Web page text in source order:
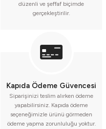
düzenli ve şeffaf biçimde
gerçekleştirilir.
Kapıda Ödeme Güvencesi
Siparişinizi teslim alırken ödeme
yapabilirsiniz. Kapıda ödeme
seçeneğimizle ürünü görmeden
ödeme yapma zorunluluğu yoktur.